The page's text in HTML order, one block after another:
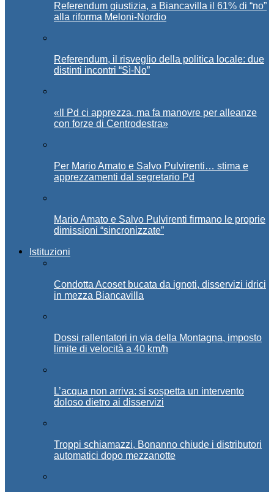
Referendum giustizia, a Biancavilla il 61% di “no”
alla riforma Meloni-Nordio
Referendum, il risveglio della politica locale: due
distinti incontri “Sì-No”
«Il Pd ci apprezza, ma fa manovre per alleanze
con forze di Centrodestra»
Per Mario Amato e Salvo Pulvirenti… stima e
apprezzamenti dal segretario Pd
Mario Amato e Salvo Pulvirenti firmano le proprie
dimissioni “sincronizzate”
Istituzioni
Condotta Acoset bucata da ignoti, disservizi idrici
in mezza Biancavilla
Dossi rallentatori in via della Montagna, imposto
limite di velocità a 40 km/h
L’acqua non arriva: si sospetta un intervento
doloso dietro ai disservizi
Troppi schiamazzi, Bonanno chiude i distributori
automatici dopo mezzanotte